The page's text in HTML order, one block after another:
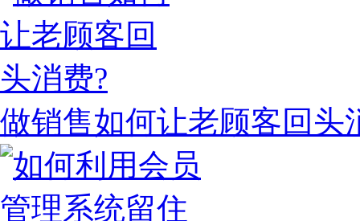
做销售如何让老顾客回头